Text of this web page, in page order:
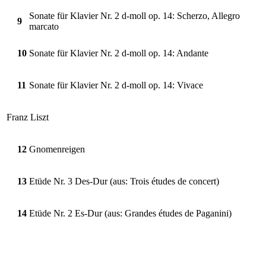
9
Sonate für Klavier Nr. 2 d-moll op. 14: Scherzo, Allegro
marcato
10 Sonate für Klavier Nr. 2 d-moll op. 14: Andante
11 Sonate für Klavier Nr. 2 d-moll op. 14: Vivace
Franz Liszt
12 Gnomenreigen
13 Etüde Nr. 3 Des-Dur (aus: Trois études de concert)
14 Etüde Nr. 2 Es-Dur (aus: Grandes études de Paganini)